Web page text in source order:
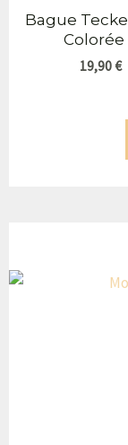
Bague
Colorée
19,90€